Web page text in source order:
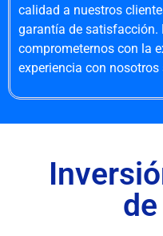
calidad a nuestros
garantía de satisfacción.
comprometernos con la
experiencia con